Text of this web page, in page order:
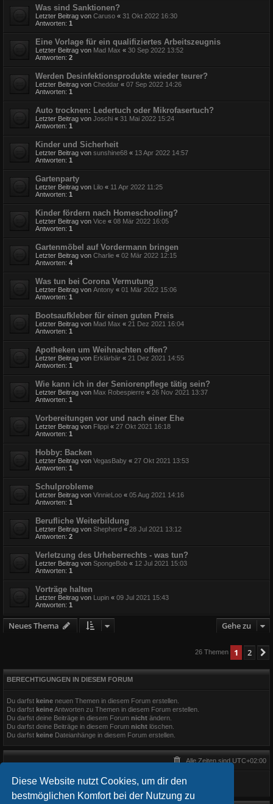
Diese Website nutzt Cookies, um dir den
bestmöglichen Komfort bei der Nutzung zu
Was sind Sanktionen?
Letzter Beitrag von Caruso « 31 Okt 2022 16:30
Antworten: 1
Eine Vorlage für ein qualifiziertes Arbeitszeugnis
Letzter Beitrag von Mad Max « 30 Sep 2022 13:52
Antworten: 2
Werden Desinfektionsprodukte wieder teurer?
Letzter Beitrag von Cheddar « 07 Sep 2022 14:26
Antworten: 1
Auto trocknen: Ledertuch oder Mikrofasertuch?
Letzter Beitrag von Joschi « 31 Mai 2022 15:24
Antworten: 1
Kinder und Sicherheit
Letzter Beitrag von sunshine68 « 13 Apr 2022 14:57
Antworten: 1
Gartenparty
Letzter Beitrag von Lilo « 11 Apr 2022 11:25
Antworten: 1
Kinder fördern nach Homeschooling?
Letzter Beitrag von Vice « 08 Mär 2022 16:05
Antworten: 1
Gartenmöbel auf Vordermann bringen
Letzter Beitrag von Charlie « 02 Mär 2022 12:15
Antworten: 4
Was tun bei Corona Vermutung
Letzter Beitrag von Antony « 01 Mär 2022 15:06
Antworten: 1
Bootsaufkleber für einen guten Preis
Letzter Beitrag von Mad Max « 21 Dez 2021 16:04
Antworten: 1
Apotheken um Weihnachten offen?
Letzter Beitrag von Erklärbär « 21 Dez 2021 14:55
Antworten: 1
Wie kann ich in der Seniorenpflege tätig sein?
Letzter Beitrag von Max Robespierre « 26 Nov 2021 13:37
Antworten: 1
Vorbereitungen vor und nach einer Ehe
Letzter Beitrag von Flippi « 27 Okt 2021 16:18
Antworten: 1
Hobby: Backen
Letzter Beitrag von VegasBaby « 27 Okt 2021 13:53
Antworten: 1
Schulprobleme
Letzter Beitrag von VinnieLoo « 05 Aug 2021 14:16
Antworten: 1
Berufliche Weiterbildung
Letzter Beitrag von Shepherd « 28 Jul 2021 13:12
Antworten: 2
Verletzung des Urheberrechts - was tun?
Letzter Beitrag von SpongeBob « 12 Jul 2021 15:03
Antworten: 1
Vorträge halten
Letzter Beitrag von Lupin « 09 Jul 2021 15:43
Antworten: 1
Neues Thema Gehe zu
26 Themen 1 2
BERECHTIGUNGEN IN DIESEM FORUM
Du darfst keine neuen Themen in diesem Forum erstellen.
Du darfst keineAntworten zu Themen in diesem Forum erstellen.
Du darfst deine Beiträge in diesem Forum nicht ändern.
Du darfst deine Beiträge in diesem Forum nicht löschen.
Du darfst keine Dateianhänge in diesem Forum erstellen.
Alle Zeiten sind UTC+02:00